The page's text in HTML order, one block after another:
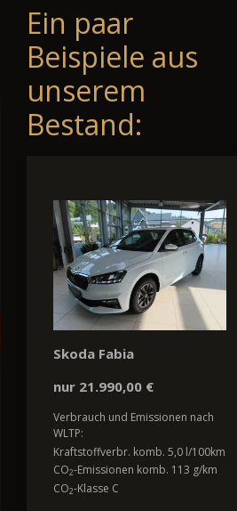
Ein paar
Beispiele aus
unserem
Bestand:
Skoda Fabia
nur 21.990,00 €
Verbrauch und Emissionen nach
WLTP:
Kraftstoffverbr. komb. 5,0 l/100km
CO2-Emissionen komb. 113 g/km
CO2-Klasse C